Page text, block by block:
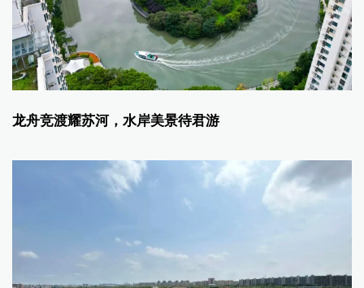
龙舟竞渡耀苏河，水岸美景待君游